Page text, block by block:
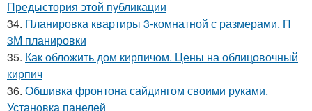
Предыстория этой публикации
34. Планировка квартиры 3-комнатной с размерами. П
3М планировки
35. Как обложить дом кирпичом. Цены на облицовочный
кирпич
36. Обшивка фронтона сайдингом своими руками.
Установка панелей